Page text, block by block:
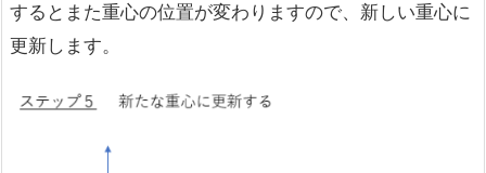
するとまた重心の位置が変わりますので、新しい重心に
更新します。